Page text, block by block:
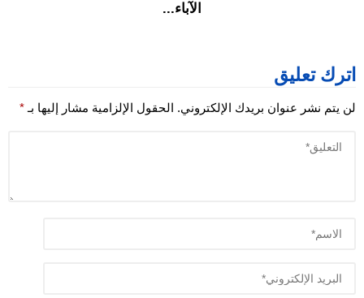
الآباء...
اترك تعليق
لن يتم نشر عنوان بريدك الإلكتروني. الحقول الإلزامية مشار إليها بـ *